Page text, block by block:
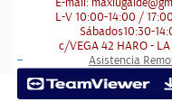
L-V10:00-14:00 /
Sábados10:30-
c/VEGA 42 HARO -
-- Asistencia